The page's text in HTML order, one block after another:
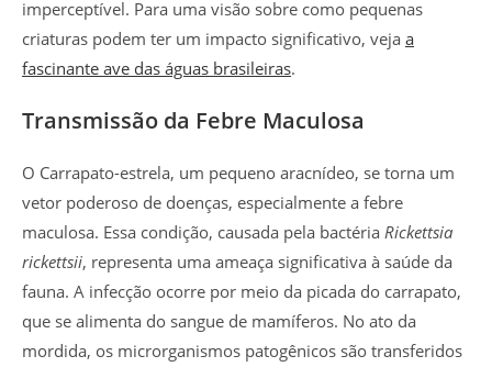
imperceptível. Para uma visão sobre como pequenas
criaturas podem ter um impacto significativo, veja a
fascinante ave das águas brasileiras.
Transmissão da Febre Maculosa
O Carrapato-estrela, um pequeno aracnídeo, se torna um
vetor poderoso de doenças, especialmente a febre
maculosa. Essa condição, causada pela bactéria Rickettsia
rickettsii, representa uma ameaça significativa à saúde da
fauna. A infecção ocorre por meio da picada do carrapato,
que se alimenta do sangue de mamíferos. No ato da
mordida, os microrganismos patogênicos são transferidos